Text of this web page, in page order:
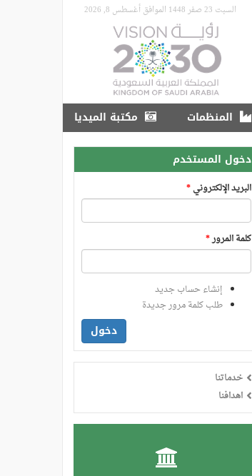
السبت 23 صفر 1448 الموافق أغسطس 8, 2026
المنظمات مكتبة الميديا
دخول المستخدم
البريد الإلكتروني*
كلمة المرور*
إنشاء حساب جديد
طلب كلمة مرور جديدة
دخول
خدماتنا
اهدافنا